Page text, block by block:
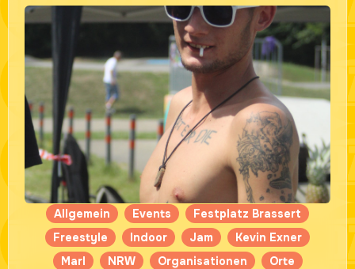
Allgemein Events
Festplatz Brassert
Freestyle
Indoor Jam
Kevin Exner
Marl
NRW Organisationen
Orte